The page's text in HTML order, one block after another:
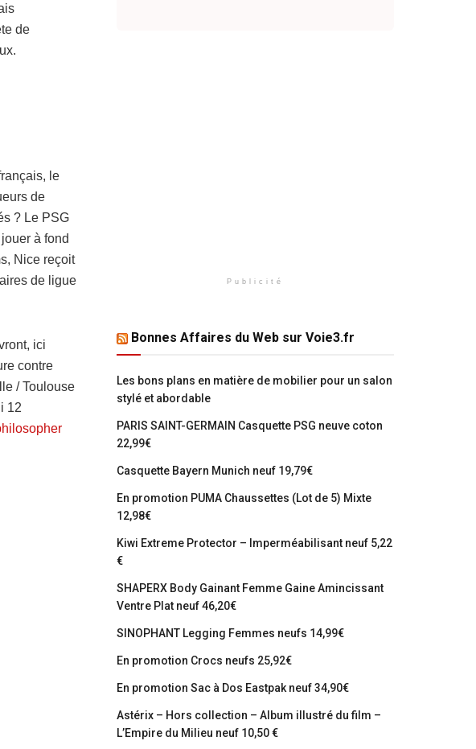
de
le
de
? Le PSG
à fond
Nice reçoit
de ligue
ici
contre
/ Toulouse
12
Publicité
Bonnes Affaires du Web sur Voie3.fr
Les bons plans en matière de mobilier pour un salon
stylé et abordable
PARIS SAINT-GERMAIN Casquette PSG neuve coton
22,99€
Casquette Bayern Munich neuf 19,79€
En promotion PUMA Chaussettes (Lot de 5) Mixte
12,98€
Kiwi Extreme Protector – Imperméabilisant neuf 5,22
€
SHAPERX Body Gainant Femme Gaine Amincissant
Ventre Plat neuf 46,20€
SINOPHANT Legging Femmes neufs 14,99€
En promotion Crocs neufs 25,92€
En promotion Sac à Dos Eastpak neuf 34,90€
Astérix – Hors collection – Album illustré du film –
L’Empire du Milieu neuf 10,50 €